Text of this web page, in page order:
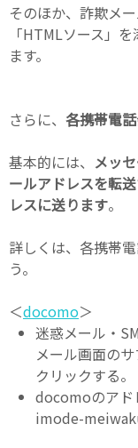
そのほか、詐欺メ
「HTMLソース」
ます。
さらに、 各携帯電
基本的には、 メッ
ールアドレスを転
レスに送ります。
詳しくは、各携帯
う。
＜docomo＞
迷惑メール・
メール画面の
クリックする。
docomoのアド
imode-